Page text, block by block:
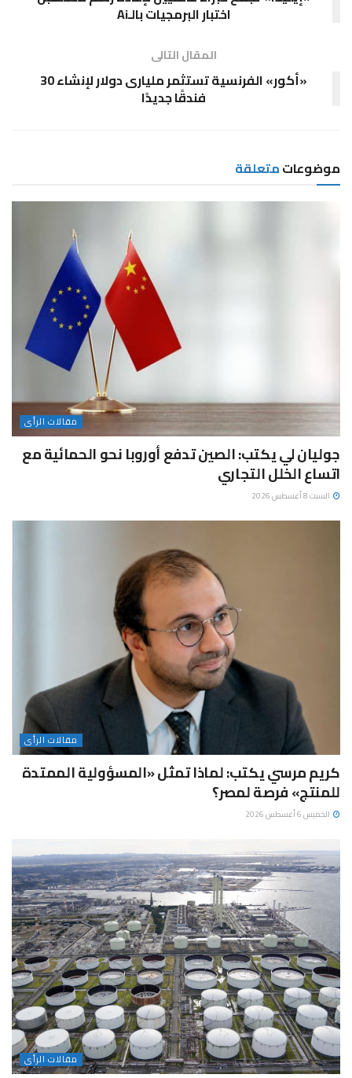
اختبار البرمجيات بالـAi
المقال التالى
«أكور» الفرنسية تستثمر مليارى دولار لإنشاء 30
فندقًا جديدًا
موضوعاتمتعلقة
مقالات الرأى
جوليان لي يكتب: الصين تدفع أوروبا نحو الحمائية مع
اتساع الخلل التجاري
السبت 8 أغسطس 2026
مقالات الرأى
كريم مرسي يكتب: لماذا تمثل «المسؤولية الممتدة
للمنتج» فرصة لمصر؟
الخميس 6 أغسطس 2026
مقالات الرأى